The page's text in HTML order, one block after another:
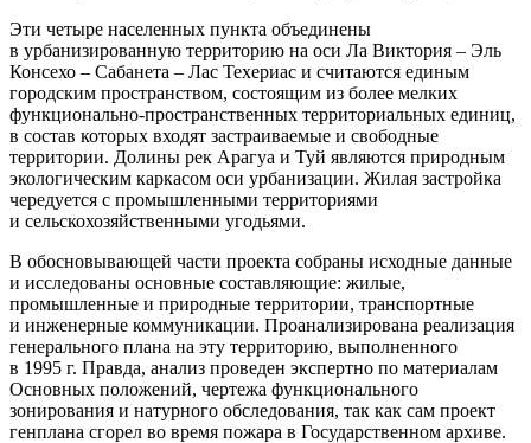
Эти четыре населенных пункта объединены
в урбанизированную территорию на оси Ла Виктория – Эль
Консехо – Сабанета – Лас Техериас и считаются единым
городским пространством, состоящим из более мелких
функционально-пространственных территориальных единиц,
в состав которых входят застраиваемые и свободные
территории. Долины рек Арагуа и Туй являются природным
экологическим каркасом оси урбанизации. Жилая застройка
чередуется с промышленными территориями
и сельскохозяйственными угодьями.
В обосновывающей части проекта собраны исходные данные
и исследованы основные составляющие: жилые,
промышленные и природные территории, транспортные
и инженерные коммуникации. Проанализирована реализация
генерального плана на эту территорию, выполненного
в 1995 г. Правда, анализ проведен экспертно по материалам
Основных положений, чертежа функционального
зонирования и натурного обследования, так как сам проект
генплана сгорел во время пожара в Государственном архиве.